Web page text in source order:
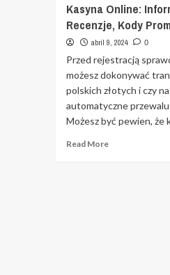
Kasyna Online:
Recenzje, Kody
abril 9, 2024 0
Przed rejestracją
możesz dokonywać
polskich złotych i czy
automatyczne
Możesz być pewien, że
Read MoreRead